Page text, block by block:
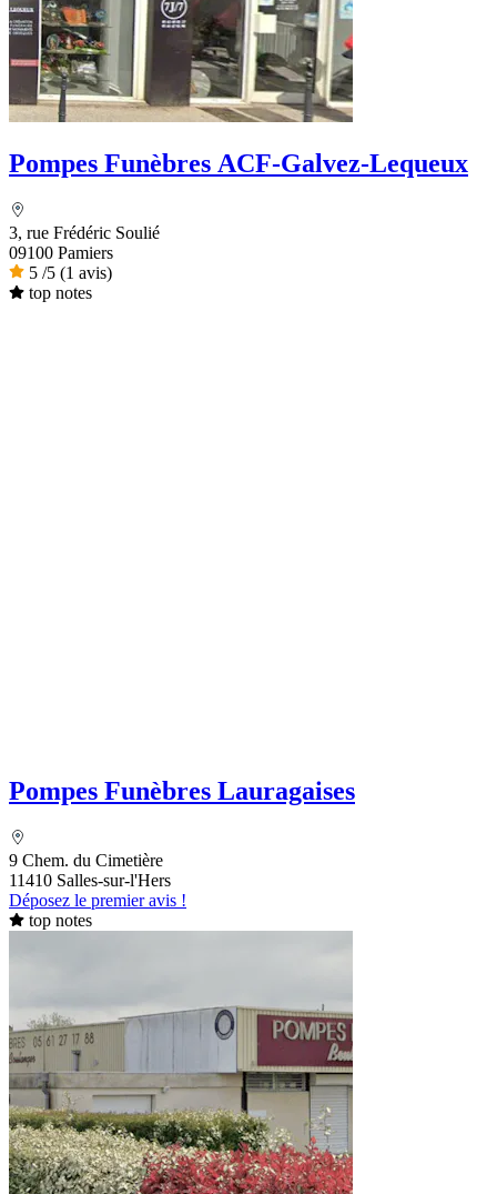
Pompes Funèbres ACF-Galvez-Lequeux
3, rue Frédéric Soulié
09100 Pamiers
5 /5 (1 avis)
top notes
Pompes Funèbres Lauragaises
9 Chem. du Cimetière
11410 Salles-sur-l'Hers
Déposez le premier avis !
top notes